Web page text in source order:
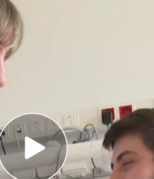
le afecta a su vida
puede llevar a
de lo que debería: